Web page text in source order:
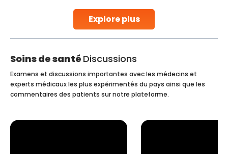
Explore plus
Soins de santé Discussions
Examens et discussions importantes avec les médecins et
experts médicaux les plus expérimentés du pays ainsi que les
commentaires des patients sur notre plateforme.